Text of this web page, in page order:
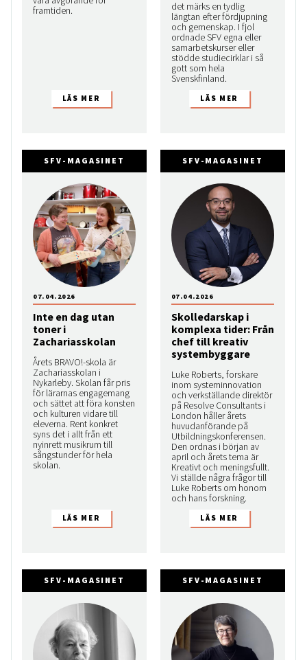
framtiden.
det märks en tydlig
längtan efter fördjupning
och gemenskap. I fjol
ordnade SFV egna eller
samarbetskurser eller
stödde studiecirklar i så
gott som hela
Svenskfinland.
SFV-MAGASINET
Inte en dag utan
toner i
Zachariasskolan
Årets BRAVO!-skola är
Zachariasskolan i
Nykarleby. Skolan får pris
för lärarnas engagemang
och sättet att föra konsten
och kulturen vidare till
eleverna. Rent konkret
syns det i allt från ett
nyinrett musikrum till
sångstunder för hela
skolan.
07.04.2026
SFV-MAGASINET
Skolledarskap i
komplexa tider: Från
chef till kreativ
systembyggare
Luke Roberts, forskare
inom systeminnovation
och verkställande direktör
på Resolve Consultants i
London håller årets
huvudanförande på
Utbildningskonferensen.
Den ordnas i början av
april och årets tema är
Kreativt och meningsfullt.
Vi ställde några frågor till
Luke Roberts om honom
och hans forskning.
07.04.2026
SFV-MAGASINET SFV-MAGASINET